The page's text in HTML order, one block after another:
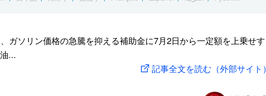
ガソリン価格の急騰を抑える補助金に7月2日から一定額を上乗せす
...
記事全文を読む（外部サイト）